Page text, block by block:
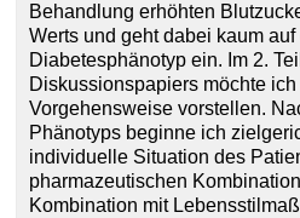
Behandlung erhöhten
Werts und geht dabei kaum
Diabetesphänotyp ein. Im 2.
Diskussionspapiers möchte
Vorgehensweise vorstellen.
Phänotyps beginne ich
individuelle Situation des
pharmazeutischen
Kombination mit